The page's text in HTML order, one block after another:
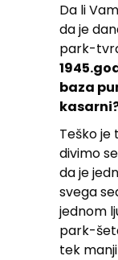
Da li
da je
park-
baza
Teško je
divimo
da je
svega
jednom
park-
tek